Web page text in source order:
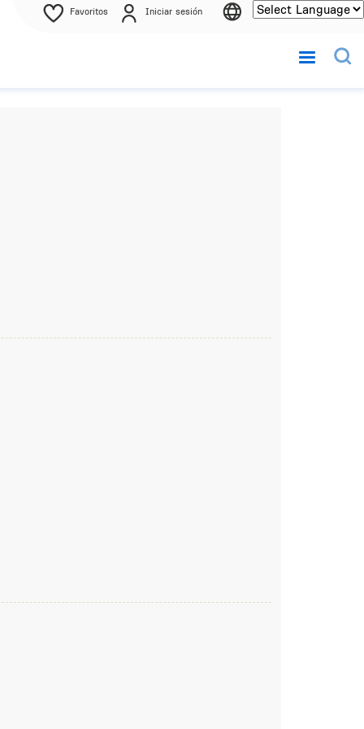
Favoritos Iniciar sesión